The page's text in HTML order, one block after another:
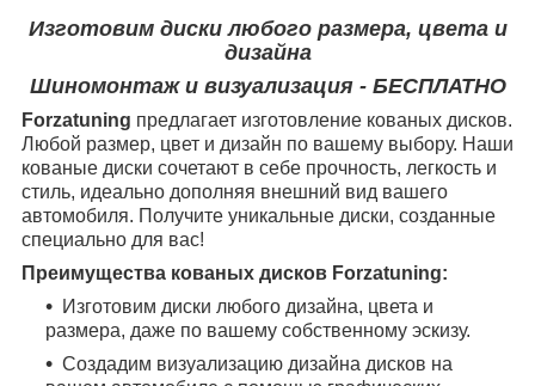
Изготовим диски любого размера, цвета и
дизайна
Шиномонтаж и визуализация - БЕСПЛАТНО
Forzatuning предлагает изготовление кованых дисков.
Любой размер, цвет и дизайн по вашему выбору. Наши
кованые диски сочетают в себе прочность, легкость и
стиль, идеально дополняя внешний вид вашего
автомобиля. Получите уникальные диски, созданные
специально для вас!
Преимущества кованых дисков Forzatuning:
Изготовим диски любого дизайна, цвета и
размера, даже по вашему собственному эскизу.
Создадим визуализацию дизайна дисков на